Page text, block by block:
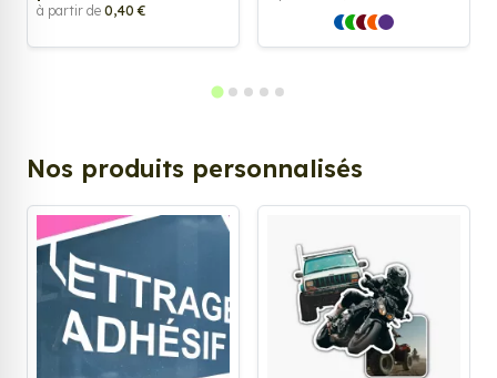
à partir de 0,40 €
Nos produits personnalisés